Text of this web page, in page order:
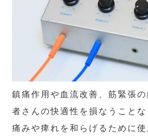
鎮痛作用や血流改善、筋緊張
者さんの快適性を損なうことな
痛みや痺れを和らげるために使